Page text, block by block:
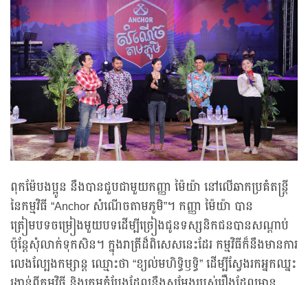
ពុកម៉ែបងប្អូន នឹងបានជួបជាមួយកញ្ញា ម៉ៃយ៉ា នៅលើឆាកប្រគំតន្ត្រី
នៃកម្មវិធី “Anchor សំណើចតាមភូមិ”។ កញ្ញា ម៉ៃយ៉ា បាន
ត្រៀមបទចម្រៀងមួយបទដើម្បីច្រៀងជូនទស្សនិកជនបានសណ្ដាប់
ប៉ុន្តែសុំលាក់ទុកសិន។ ក្នុងរាត្រីដ៏ពិសេសនេះដែរ កម្មវិធីក៏នឹងមានការ
លេងល្បែងកម្សាន្ត ឈ្មោះថា “ខ្យល់មហិទ្ធិឫទ្ធិ” ដើម្បីស្វែងរកអ្នកឈ្នះ